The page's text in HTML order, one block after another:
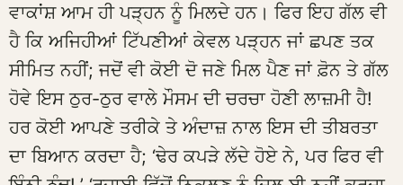
ਵਾਕਾਂਸ਼ ਆਮ ਹੀ ਪੜ੍ਹਨ ਨੂੰ ਮਿਲਦੇ ਹਨ। ਫਿਰ ਇਹ ਗੱਲ ਵੀ
ਹੈ ਕਿ ਅਜਿਹੀਆਂ ਟਿੱਪਣੀਆਂ ਕੇਵਲ ਪੜ੍ਹਨ ਜਾਂ ਛਪਣ ਤਕ
ਸੀਮਿਤ ਨਹੀਂ; ਜਦੋਂ ਵੀ ਕੋਈ ਦੋ ਜਣੇ ਮਿਲ ਪੈਣ ਜਾਂ ਫ਼ੋਨ ਤੇ ਗੱਲ
ਹੋਵੇ ਇਸ ਠੁਰ-ਠੁਰ ਵਾਲੇ ਮੌਸਮ ਦੀ ਚਰਚਾ ਹੋਣੀ ਲਾਜ਼ਮੀ ਹੈ!
ਹਰ ਕੋਈ ਆਪਣੇ ਤਰੀਕੇ ਤੇ ਅੰਦਾਜ਼ ਨਾਲ ਇਸ ਦੀ ਤੀਬਰਤਾ
ਦਾ ਬਿਆਨ ਕਰਦਾ ਹੈ; ‘ਢੇਰ ਕਪੜੇ ਲੱਦੇ ਹੋਏ ਨੇ, ਪਰ ਫਿਰ ਵੀ